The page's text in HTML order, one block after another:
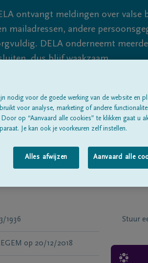
ontvangt meldingen over valse
andere
DELA onderneemt
dus blijf waakzaam.
Alle rouwberichtenOver ons
1936
op 20/12/2018
Stuur
nodig voor de goede werking van de website en
voor analyse, marketing of andere
op “Aanvaard alle cookies” te klikken gaat u
Je kan ook je voorkeuren zelf instellen.
Alles afwijzen Aanvaard alle